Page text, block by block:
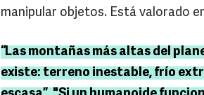
manipular objetos. Está valorado
“Las montañas más altas del
existe: terreno inestable, frío